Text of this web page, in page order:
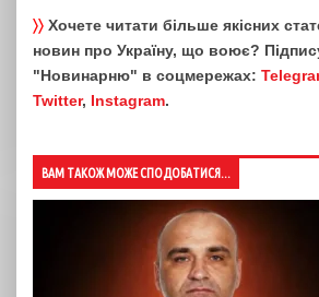
〉〉 Хочете читати більше якісних
новин про Україну, що воює?
"Новинарню" в соцмережах:
Twitter, Instagram.
ВАМ ТАКОЖ МОЖЕ СПОДОБАТИСЯ...